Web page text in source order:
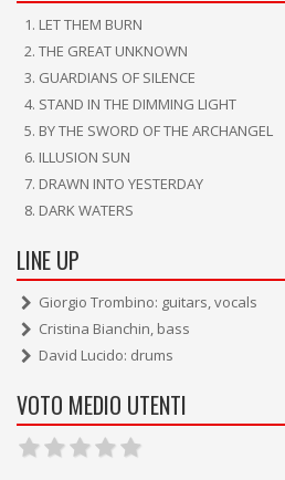
LET THEM BURN
THE GREAT UNKNOWN
GUARDIANS OF SILENCE
STAND IN THE DIMMING LIGHT
BY THE SWORD OF THE ARCHANGEL
ILLUSION SUN
DRAWN INTO YESTERDAY
DARK WATERS
LINE UP
Giorgio Trombino: guitars, vocals
Cristina Bianchin, bass
David Lucido: drums
VOTO MEDIO UTENTI